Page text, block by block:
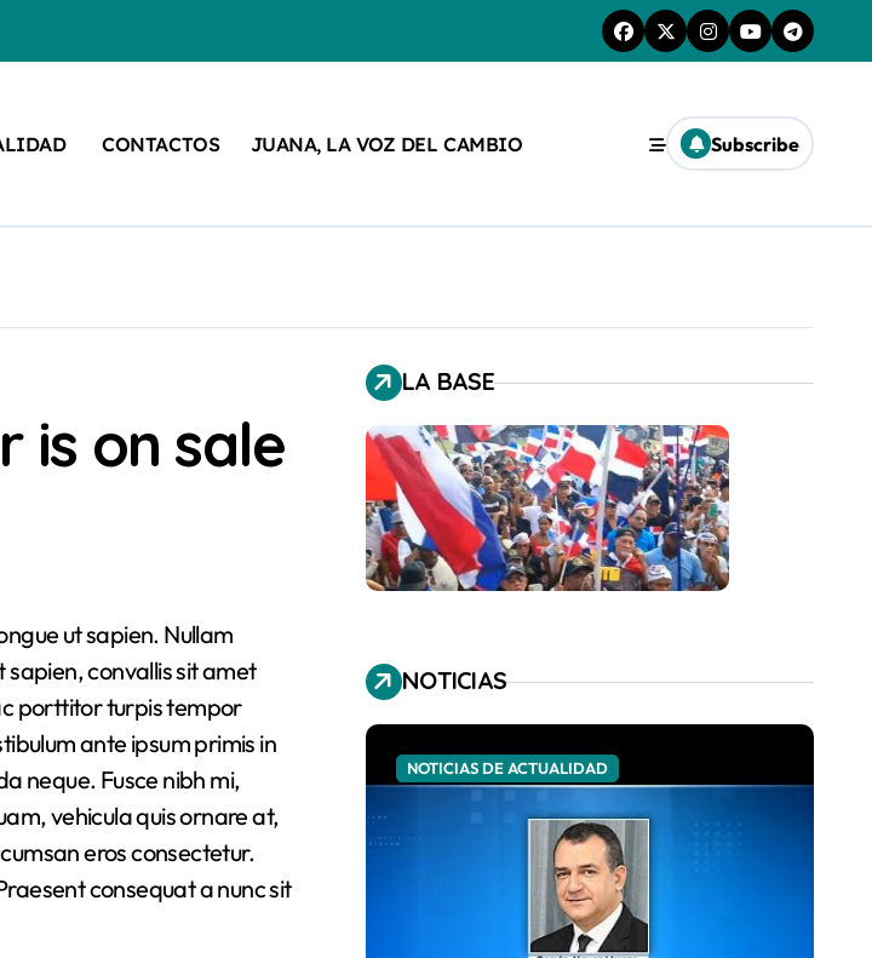
CONTACTOS JUANA, LA VOZ DEL CAMBIO Subscribe
is on sale
sapien, convallis sit amet
porttitor turpis tempor
ante ipsum primis in
neque. Fusce nibh mi,
vehicula quis ornare at,
eros consectetur.
consequat a nunc sit
LA BASE
NOTICIAS
NOTICIAS DE ACTUALIDAD